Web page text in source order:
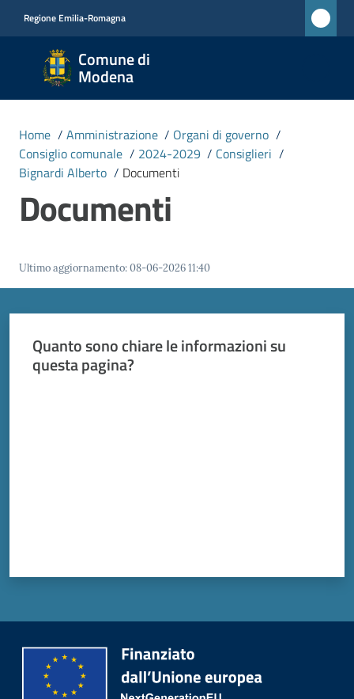
Regione Emilia-Romagna
Comune di
Modena
Comune
di
Modena
CIVICA
MONET
Amministrazione
Novità
Servizi
Vivere
Modena
Home / Amministrazione / Organi di governo /
Consiglio comunale / 2024-2029 / Consiglieri /
Bignardi Alberto / Documenti
Documenti
Ultimo aggiornamento:08-06-2026 11:40
Quanto sono chiare le informazioni su
questa pagina?